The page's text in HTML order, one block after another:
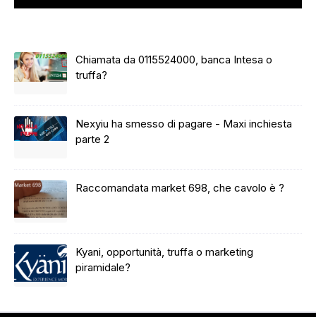
Chiamata da 0115524000, banca Intesa o
truffa?
Nexyiu ha smesso di pagare - Maxi inchiesta
parte 2
Raccomandata market 698, che cavolo è ?
Kyani, opportunità, truffa o marketing
piramidale?